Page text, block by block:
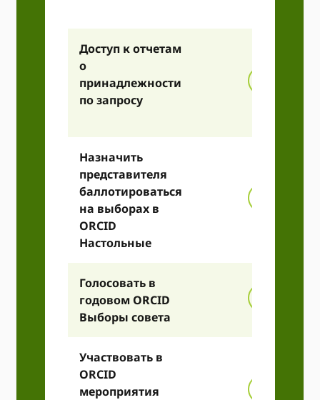
Доступ к отчетам
о
принадлежности
по запросу
Назначить
представителя
баллотироваться
на выборах в
ORCID
Настольные
Голосовать в
годовом ORCID
Выборы совета
Участвовать в
ORCID
мероприятия